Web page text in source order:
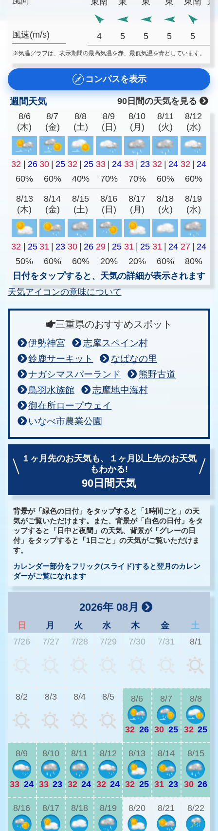
風速(m/s) 4 5 5 5 5
※気温グラフは、表示期間の最高気温を赤、最低気温を青としています。
コンパスを表示
週間天気
90日間の天気を見る
8/6
(木)
8/7
(金)
8/8
(土)
8/9
(日)
8/10
(月)
8/11
(火)
8/12
(水)
32 26 30 25 32 25 33 24 33 23 32 24 32
24
60%
60% 40% 70% 70% 60% 60%
8/13
(木)
8/14
(金)
8/15
(土)
8/16
(日)
8/17
(月)
8/18
(火)
8/19
(水)
32 | 25 31 | 23 30 | 26 29 | 25 31 | 25 31 | 24 27 | 24
50%
60% 60% 20% 20% 60%
80%
日付をタップすると、天気の詳細が表示されます
天気アイコンの意味について
三重県のおすすめスポット
伊勢神宮
志摩スペイン村
鈴鹿サーキット
なばなの里
ナガシマスパーランド
熊野古道
鳥羽水族館
志摩地中海村
御在所ロープウェイ
いなべ市農業公園
１ヶ月先のお天気も、
１ヶ月以上先のお天気
もわかる!
90日間天気
背景が「緑色の日付」をタップすると「1時間ごと」の天
気がご覧いただけます。また、背景が「白色の日付」をタ
ップすると「日中と夜間」の天気、背景が「グレーの日
付」をタップすると「1日ごと」の天気がご覧いただけま
す。
カレンダー部分をフリック(スライド)すると翌月のカレン
ダーがご覧になれます
2026年 08月
日 月 火 水 木 金
土
7/26
7/27 7/28 7/29 7/30 7/31 8/1
8/2 8/3 8/4 8/5 8/6
32|26
8/7
30|25
8/8
32|25
8/9
33|24
8/10
33|23
8/11
32|24
8/12
32|24
8/13
32|25
8/14
31|23
8/15
30|26
8/16 8/17 8/18 8/19 8/20 8/21 8/22